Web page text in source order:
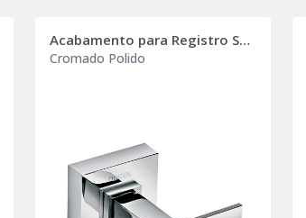
Acabamento para Registro Square
Cromado Polido